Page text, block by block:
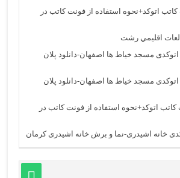
کاتب اتوکد+نحوه استفاده از فونت کاتب در
اقليمي رشت
اتوکدی مسجد خیاط ها اصفهان-دانلود پلان
اتوکدی مسجد خیاط ها اصفهان-دانلود پلان
کاتب اتوکد+نحوه استفاده از فونت کاتب در
کدی خانه اشیدری-نما و برش خانه اشیدری کرمان